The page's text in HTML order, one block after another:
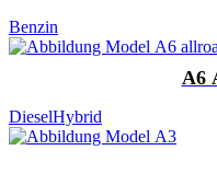
Benzin
A6
DieselHybrid